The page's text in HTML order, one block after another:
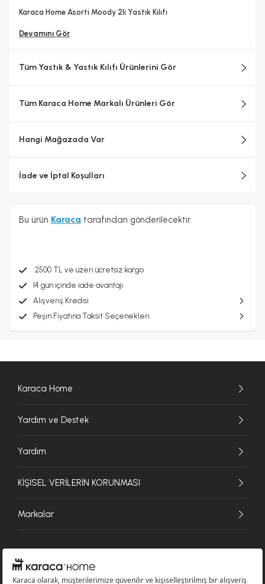
Karaca Home Asorti Moody 2li Yastık Kılıfı
Devamını Gör
Tüm Yastık & Yastık Kılıfı Ürünlerini Gör
Tüm Karaca Home Markalı Ürünleri Gör
Hangi Mağazada Var
İade ve İptal Koşulları
Bu ürün Karaca tarafından gönderilecektir.
2500 TL ve üzeri ücretsiz kargo
14 gün içinde iade avantajı
Alışveriş Kredisi
Peşin Fiyatına Taksit Seçenekleri
Karaca Home
Yardım ve Destek
Yardım
KİŞİSEL VERİLERİN KORUNMASI
Markalar